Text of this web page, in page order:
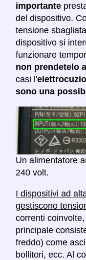
importante
del dispositivo.
tensione
dispositivo si
funzionare
non prendetelo
casi l'
sono una
Un alimentatore
240 volt.
I dispositivi ad
gestiscono
correnti
principale
freddo) come
bollitori, ecc. Al